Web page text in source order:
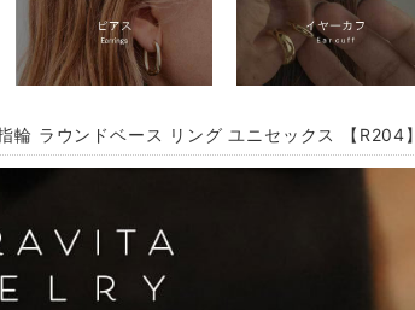
輪 ラウンドベース リング ユニセックス 【R204】